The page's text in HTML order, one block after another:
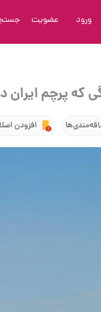
ورود عضویت
که پرچم ایران
افزودن